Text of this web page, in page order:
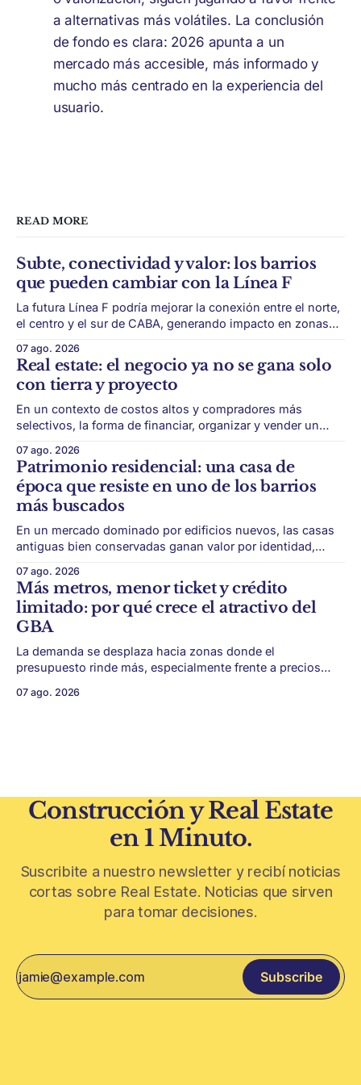
a alternativas más volátiles. La conclusión
de fondo es clara: 2026 apunta a un
mercado más accesible, más informado y
mucho más centrado en la experiencia del
usuario.
READ MORE
Subte, conectividad y valor: los barrios
que pueden cambiar con la Línea F
La futura Línea F podría mejorar la conexión entre el norte,
el centro y el sur de CABA, generando impacto en zonas
transporte puede cambiar el mapa inmobiliario de una
ciudad. La futura Línea F del subte busca mejorar la
conexión
07 ago. 2026
Real estate: el negocio ya no se gana solo
con tierra y proyecto
En un contexto de costos altos y compradores más
selectivos, la forma de financiar, organizar y vender un
éxito de un desarrollo inmobiliario ya no depende solo de
conseguir un buen terreno. En un mercado más exigente,
la estructura financiera, legal
07 ago. 2026
Patrimonio residencial: una casa de
época que resiste en uno de los barrios
más buscados
En un mercado dominado por edificios nuevos, las casas
antiguas bien conservadas ganan valor por identidad,
algunas piezas residenciales que cuentan otra historia del
barrio. En medio de torres, edificios nuevos y proyectos
premium, todavía aparecen casas de más de 100 años
07 ago. 2026
Más metros, menor ticket y crédito
limitado: por qué crece el atractivo del
GBA
La demanda se desplaza hacia zonas donde el
presupuesto rinde más, especialmente frente a precios
Conurbano vuelve a ganar protagonismo en el mapa
07 ago. 2026
Construcción y Real Estate
en 1 Minuto.
Suscribite a nuestro newsletter y recibí noticias
cortas sobre Real Estate. Noticias que sirven
para tomar decisiones.
Subscribe